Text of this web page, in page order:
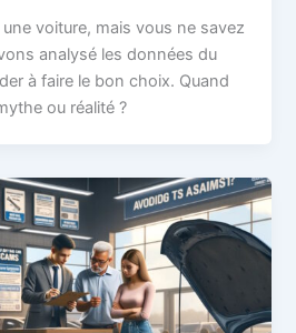
voiture, mais vous ne savez
analysé les données du
à faire le bon choix. Quand
ou réalité ?